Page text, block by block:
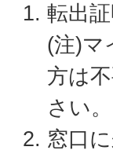
転出
(注)マ
方は
さい
窓口